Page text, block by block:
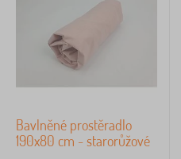
Bavlněné prostěradlo
190x80 cm - starorůžové